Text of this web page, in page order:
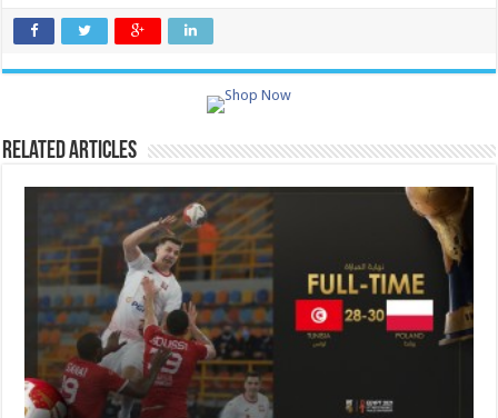
Related Articles